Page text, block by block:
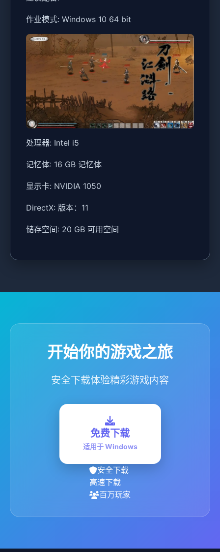
作业模式: Windows 10 64 bit
处理器: Intel i5
记忆体: 16 GB 记忆体
显示卡: NVIDIA 1050
DirectX: 版本：11
储存空间: 20 GB 可用空间
开始你的游戏之旅
安全下载体验精彩游戏内容
免费下载
适用于 Windows
安全下载
高速下载
百万玩家